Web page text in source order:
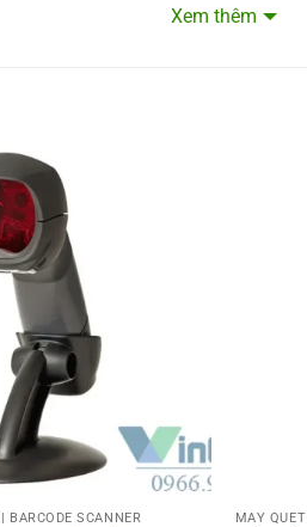
giải pháp thanh toán hiện đại,
Xem thêm
BARCODE SCANNER MÁY